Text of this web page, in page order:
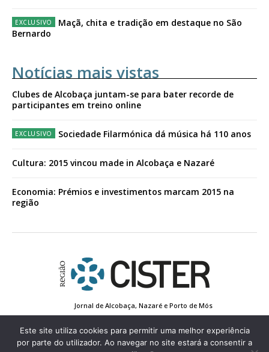
Maçã, chita e tradição em destaque no São
Bernardo
Notícias mais vistas
Clubes de Alcobaça juntam-se para bater recorde de
participantes em treino online
Sociedade Filarmónica dá música há 110 anos
Cultura: 2015 vincou made in Alcobaça e Nazaré
Economia: Prémios e investimentos marcam 2015 na
região
Jornal de Alcobaça, Nazaré e Porto de Mós
Conta de Registo
Edição Impressa
Este site utiliza cookies para permitir uma melhor experiência
por parte do utilizador. Ao navegar no site estará a consentir a